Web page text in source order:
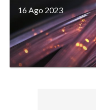
16 Ago 2023